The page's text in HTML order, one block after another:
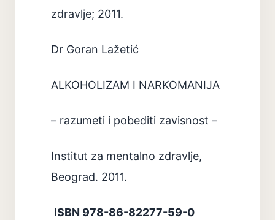
zdravlje; 2011.
Dr Goran Lažetić
ALKOHOLIZAM I NARKOMANIJA
– razumeti i pobediti zavisnost –
Institut za mentalno zdravlje,
Beograd. 2011.
ISBN 978-86-82277-59-0